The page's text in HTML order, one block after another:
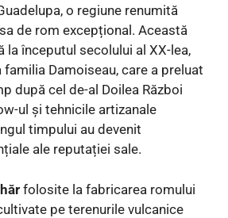
o regiune renumită
de rom excepțional. Această
la începutul secolului al XX-lea,
familia Damoiseau, care a preluat
după cel de-al Doilea Război
ul și tehnicile artizanale
timpului au devenit
ale reputației sale.
folosite la fabricarea romului
pe terenurile vulcanice